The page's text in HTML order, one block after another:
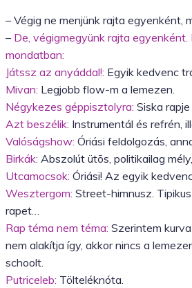
– Végig ne menjünk rajta egyenként,
– De, végigmegyünk rajta
mondatban:
Játssz az anyáddal!: Egyik kedvenc
Mivan: Legjobb flow-m a lemezen.
Négykezes géppisztolyra: Siska
Azt beszélik: Instrumentál és refrén,
Valóságshow: Óriási feldolgozás,
Birkák: Abszolút ütõs, politikailag
Utcamocsok: Óriási! Az egyik
Wesztergom: Street-himnusz.
rapet…
Rap téma nem téma: Szerintem
nem alakítja így, akkor nincs a
schoolt.
Putriceleb: Tölteléknóta.